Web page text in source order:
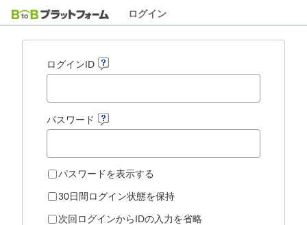
ログイン
ログインID
パスワード
パスワードを表示する
30日間ログイン状態を保持
次回ログインからIDの入力を省略